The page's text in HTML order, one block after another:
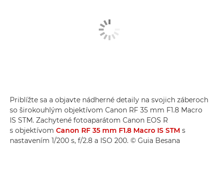
Priblížte sa a objavte nádherné detaily na svojich záberoch
so širokouhlým objektívom Canon RF 35 mm F1.8 Macro
IS STM. Zachytené fotoaparátom Canon EOS R
s objektívom Canon RF 35 mm F1.8 Macro IS STM s
nastavením 1/200 s, f/2.8 a ISO 200. © Guia Besana